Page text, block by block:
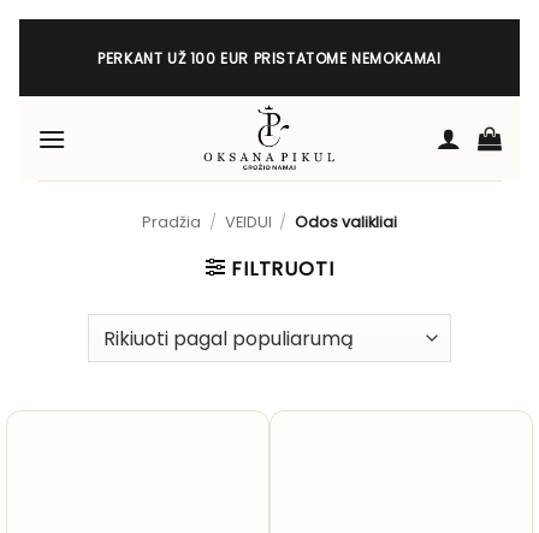
Skip
PERKANT UŽ 100 EUR PRISTATOME NEMOKAMAI
Pradžia / VEIDUI / Odos valikliai
FILTRUOTI